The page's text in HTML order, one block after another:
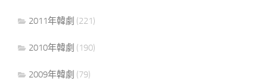
2011年韓劇 (221)
2010年韓劇 (190)
2009年韓劇 (79)